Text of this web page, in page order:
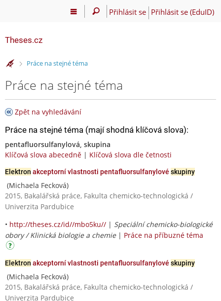
Přihlásit se Přihlásit se (EduID)
Theses.cz
>Práce na stejné téma
Práce na stejné téma
Zpět na vyhledávání
Práce na stejné téma (mají shodná klíčová slova):
pentafluorsulfanylová, skupina
Klíčová slova abecedně | Klíčová slova dle četnosti
Elektron akceptorní vlastnosti pentafluorsulfanylové skupiny
(Michaela Fecková)
2015, Bakalářská práce, Fakulta chemicko-technologická /
Univerzita Pardubice
• http://theses.cz/id//mbo5ku// | Speciální chemicko-biologické
obory / Klinická biologie a chemie| Práce na příbuzné téma
Elektron akceptorní vlastnosti pentafluorsulfanylové skupiny
(Michaela Fecková)
2015, Bakalářská práce, Fakulta chemicko-technologická /
Univerzita Pardubice